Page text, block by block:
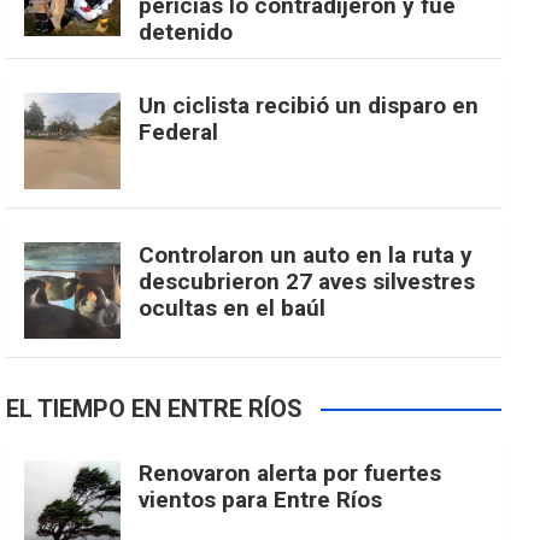
pericias lo contradijeron y fue
detenido
Un ciclista recibió un disparo en
Federal
Controlaron un auto en la ruta y
descubrieron 27 aves silvestres
ocultas en el baúl
EL TIEMPO EN ENTRE RÍOS
Renovaron alerta por fuertes
vientos para Entre Ríos